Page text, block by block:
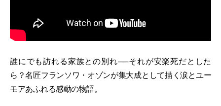
誰にでも訪れる家族との別れ──それが安楽死だとした
ら？名匠フランソワ・オゾンが集大成として描く涙とユー
モアあふれる感動の物語。